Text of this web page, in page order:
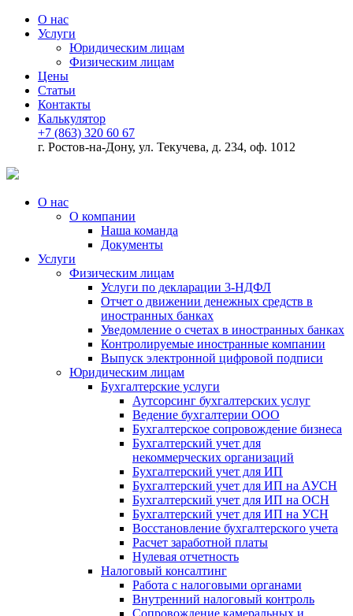
О нас
Услуги
Юридическим лицам
Физическим лицам
Цены
Статьи
Контакты
Калькулятор
+7 (863) 320 60 67
г. Ростов-на-Дону, ул. Текучева, д. 234, оф. 1012
О нас
О компании
Наша команда
Документы
Услуги
Физическим лицам
Услуги по декларации 3-НДФЛ
Отчет о движении денежных средств в
иностранных банках
Уведомление о счетах в иностранных банках
Контролируемые иностранные компании
Выпуск электронной цифровой подписи
Юридическим лицам
Бухгалтерские услуги
Аутсорсинг бухгалтерских услуг
Ведение бухгалтерии ООО
Бухгалтерское сопровождение бизнеса
Бухгалтерский учет для
некоммерческих организаций
Бухгалтерский учет для ИП
Бухгалтерский учет для ИП на АУСН
Бухгалтерский учет для ИП на ОСН
Бухгалтерский учет для ИП на УСН
Восстановление бухгалтерского учета
Расчет заработной платы
Нулевая отчетность
Налоговый консалтинг
Работа с налоговыми органами
Внутренний налоговый контроль
Сопровождение камеральных и